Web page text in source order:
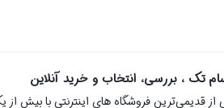
تک ، بررسی، انتخاب و خرید آنلاین